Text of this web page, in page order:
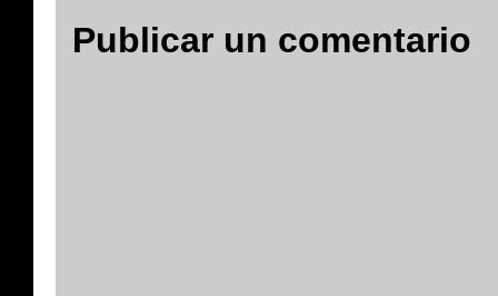
Publicar un comentario